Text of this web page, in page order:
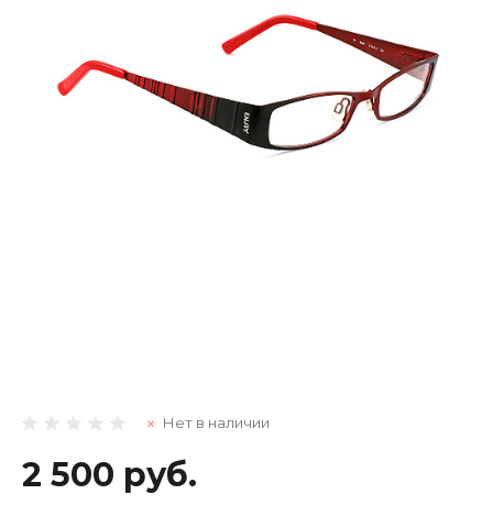
Нет в наличии
2 500 руб.